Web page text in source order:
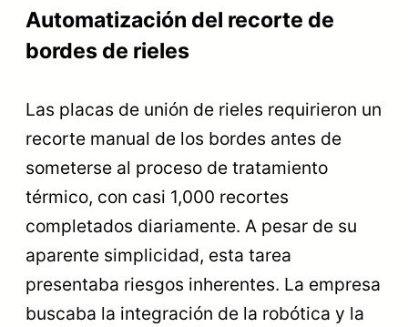
Automatización del recorte de
bordes de rieles
Las placas de unión de rieles requirieron un
recorte manual de los bordes antes de
someterse al proceso de tratamiento
térmico, con casi 1,000 recortes
completados diariamente. A pesar de su
aparente simplicidad, esta tarea
presentaba riesgos inherentes. La empresa
buscaba la integración de la robótica y la